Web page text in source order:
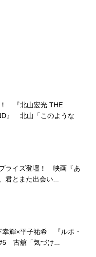
『北山宏光 THE
』 北山「このような
プライズ登壇！ 映画『あ
君とまた出会い...
幸輝×平子祐希 『ルポ・
古舘「気づけ...